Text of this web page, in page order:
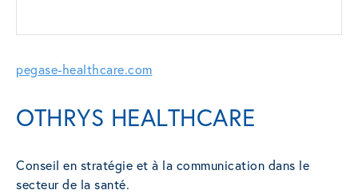
pegase-healthcare.com
OTHRYS HEALTHCARE
Conseil en stratégie et à la communication dans le
secteur de la santé.